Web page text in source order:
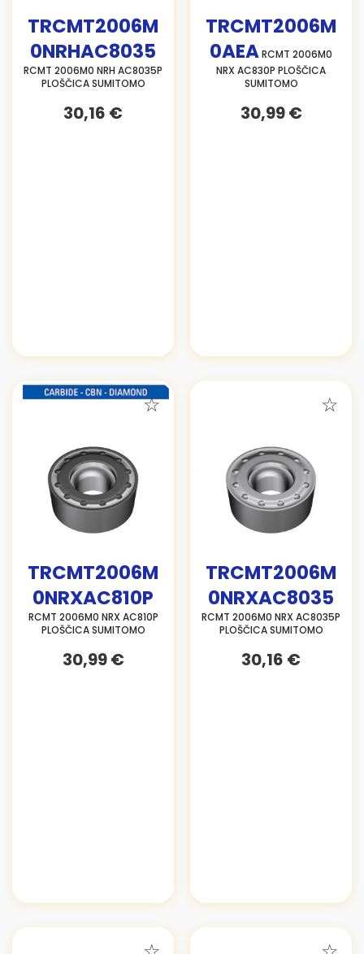
TRCMT2006M
0NRHAC8035
RCMT 2006M0 NRH AC8035P
PLOŠČICA SUMITOMO
30,16 €
TRCMT2006M
0AEARCMT 2006M0
NRX AC830P PLOŠČICA
SUMITOMO
30,99 €
TRCMT2006M
0NRXAC810P
RCMT 2006M0 NRX AC810P
PLOŠČICA SUMITOMO
30,99 €
TRCMT2006M
0NRXAC8035
RCMT 2006M0 NRX AC8035P
PLOŠČICA SUMITOMO
30,16 €